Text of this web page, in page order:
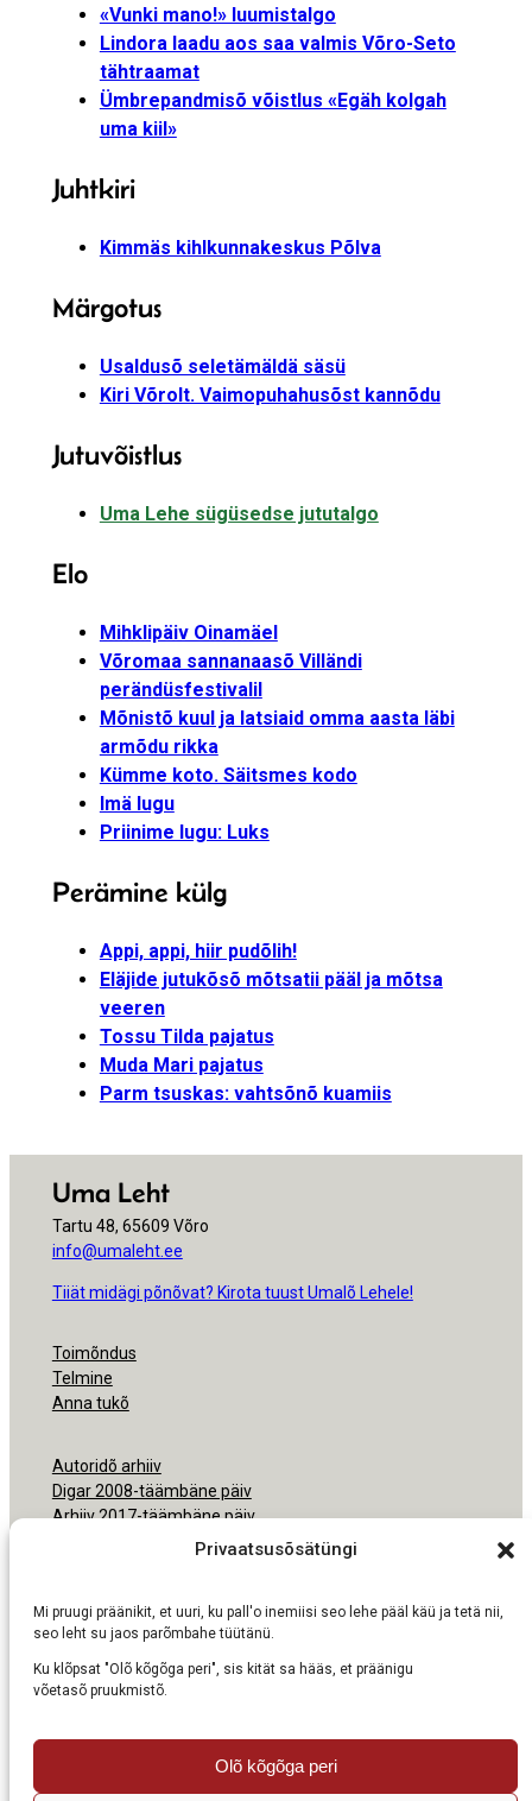
Privaatsusõsätüngi
Mi pruugi präänikit, et uuri, ku pall'o inemiisi seo lehe pääl käü ja tetä nii,
seo leht su jaos parõmbahe tüütänü.
Ku klõpsat "Olõ kõgõga peri", sis kität sa hääs, et präänigu
võetasõ pruukmistõ.
Olõ kõgõga peri
«Vunki mano!» luumistalgo
Lindora laadu aos saa valmis Võro-Seto
tähtraamat
Ümbrepandmisõ võistlus «Egäh kolgah
uma kiil»
Juhtkiri
Kimmäs kihlkunnakeskus Põlva
Märgotus
Usaldusõ seletämäldä säsü
Kiri Võrolt. Vaimopuhahusõst kannõdu
Jutuvõistlus
Uma Lehe sügüsedse jututalgo
Elo
Mihklipäiv Oinamäel
Võromaa sannanaasõ Villändi
perändüsfestivalil
Mõnistõ kuul ja latsiaid omma aasta läbi
armõdu rikka
Kümme koto. Säitsmes kodo
Imä lugu
Priinime lugu: Luks
Perämine külg
Appi, appi, hiir pudõlih!
Eläjide jutukõsõ mõtsatii pääl ja mõtsa
veeren
Tossu Tilda pajatus
Muda Mari pajatus
Parm tsuskas: vahtsõnõ kuamiis
Uma Leht
Tartu 48, 65609 Võro
info@umaleht.ee
Tiiät midägi põnõvat? Kirota tuust Umalõ Lehele!
Toimõndus
Telmine
Anna tukõ
Autoridõ arhiiv
Digar 2008-täämbäne päiv
Arhiiv 2017-täämbäne päiv
Ligipäsemine
Nõudmisõ pruukmisõs